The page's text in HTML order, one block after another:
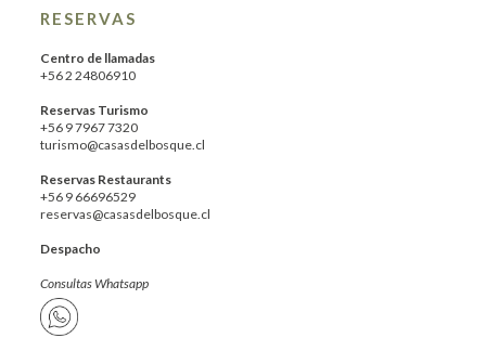
RESERVAS
Centro de llamadas
+56 2 24806910
Reservas Turismo
+56 9 7967 7320
turismo@casasdelbosque.cl
Reservas Restaurants
+56 9 66696529
reservas@casasdelbosque.cl
Despacho
Consultas Whatsapp